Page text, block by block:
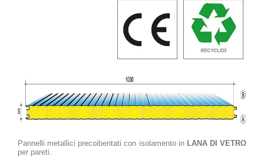
Pannelli metallici precoibentati con isolamento in LANA DI VETRO
per pareti.